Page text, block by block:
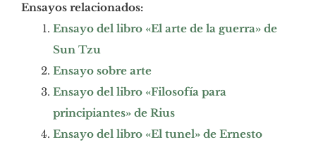
Ensayos relacionados:
Ensayo del libro «El arte de la guerra» de
Sun Tzu
Ensayo sobre arte
Ensayo del libro «Filosofía para
principiantes» de Rius
Ensayo del libro «El tunel» de Ernesto